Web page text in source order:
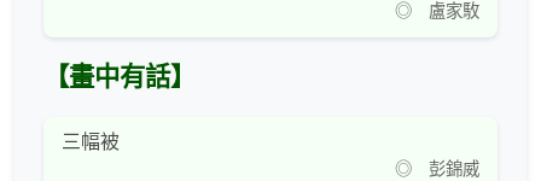
◎ 盧家駇
【畫中有話】
三幅被
◎ 彭錦威